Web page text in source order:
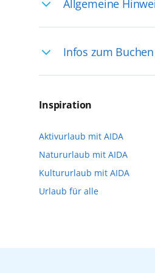
Allgemeine
selten, sodass
das Reiseerlebnis
Infos zum
Verfügung
vorzunehmen.
Inspiration
Aktivurlaub mit AIDA
Natururlaub mit AIDA
Kultururlaub mit AIDA
Urlaub für alle